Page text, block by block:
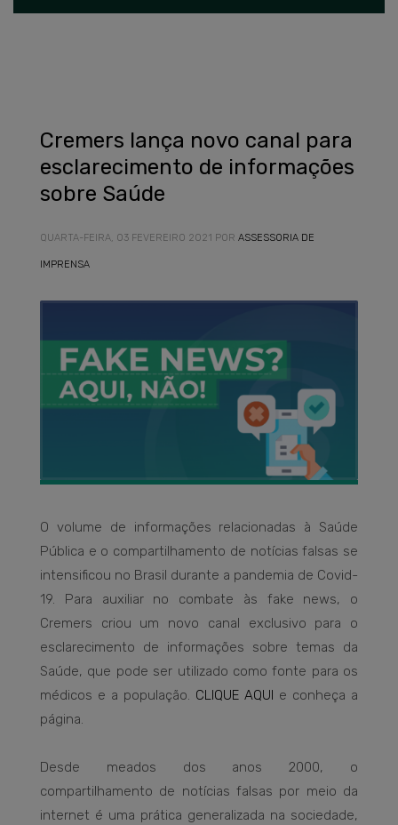
Cremers lança novo canal para
esclarecimento de informações
sobre Saúde
QUARTA-FEIRA, 03 FEVEREIRO 2021 POR ASSESSORIA DE
IMPRENSA
O volume de informações relacionadas à Saúde
Pública e o compartilhamento de notícias falsas se
intensificou no Brasil durante a pandemia de Covid-
19. Para auxiliar no combate às fake news, o
Cremers criou um novo canal exclusivo para o
esclarecimento de informações sobre temas da
Saúde, que pode ser utilizado como fonte para os
médicos e a população. CLIQUE AQUI
e conheça a
página.
Desde meados dos anos 2000, o
compartilhamento de notícias falsas por meio da
internet é uma prática generalizada na sociedade,